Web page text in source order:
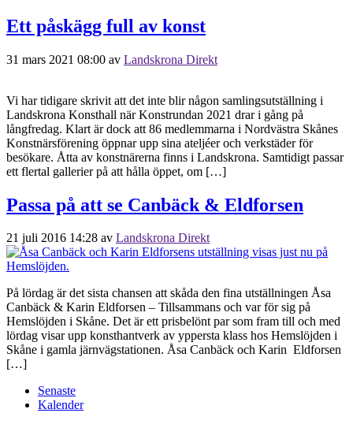
Ett påskägg full av konst
31 mars 2021 08:00 av Landskrona Direkt
Vi har tidigare skrivit att det inte blir någon samlingsutställning i
Landskrona Konsthall när Konstrundan 2021 drar i gång på
långfredag. Klart är dock att 86 medlemmarna i Nordvästra Skånes
Konstnärsförening öppnar upp sina ateljéer och verkstäder för
besökare. Åtta av konstnärerna finns i Landskrona. Samtidigt passar
ett flertal gallerier på att hålla öppet, om […]
Passa på att se Canbäck & Eldforsen
21 juli 2016 14:28 av Landskrona Direkt
På lördag är det sista chansen att skåda den fina utställningen Åsa
Canbäck & Karin Eldforsen – Tillsammans och var för sig på
Hemslöjden i Skåne. Det är ett prisbelönt par som fram till och med
lördag visar upp konsthantverk av yppersta klass hos Hemslöjden i
Skåne i gamla järnvägstationen. Åsa Canbäck och Karin Eldforsen
[…]
Senaste
Kalender